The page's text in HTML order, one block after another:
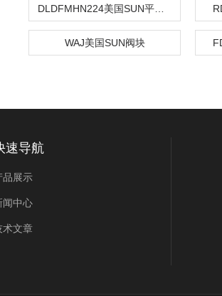
WAJ美国SUN阀块
速导航
品展示
闻中心
术文章